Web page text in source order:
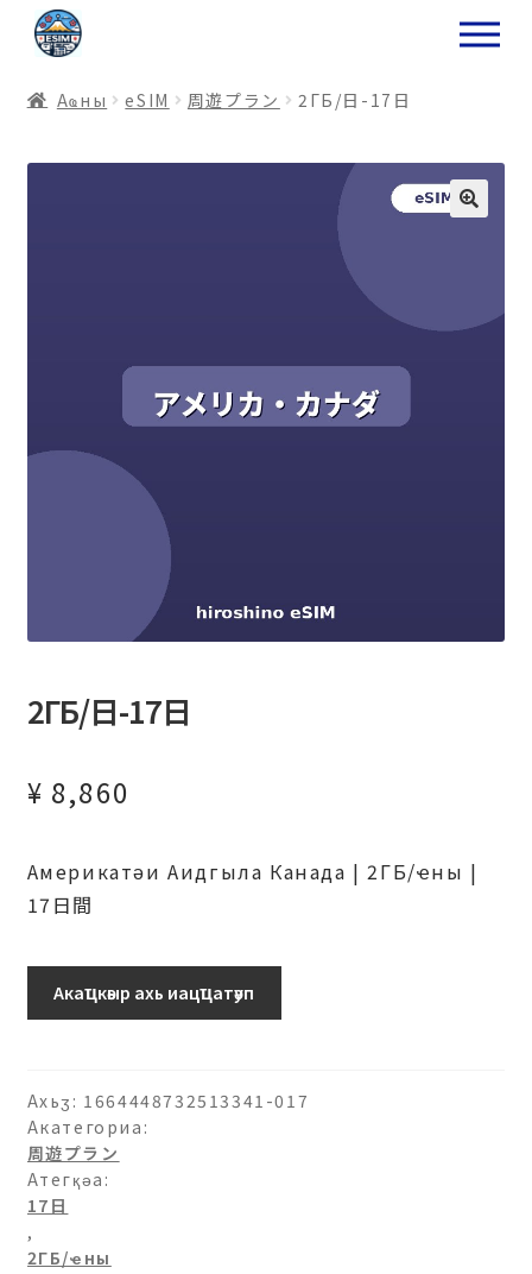
ナ
ビ
ー
ョ
コ
ン
ン
ス
Аҩны еSIM 周遊プラン 2ГБ/日-17日
2ГБ/日-17日
¥ 8,860
Америкатәи Аидгыла Канада | 2ГБ/ҽны |
17日間
日-17
Акаҵкәыр ахь иацҵатәуп
Ахьӡ: 1664448732513341-017
Акатегориа:
周遊プラン
Атегқәа:
17日
,
2ГБ/ҽны